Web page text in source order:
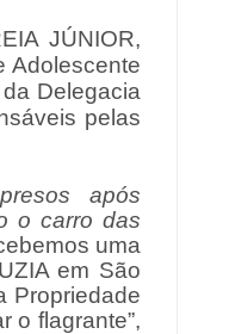
JÚNIOR,
Adolescente
Delegacia
pelas
após
o carro das
uma
em São
Propriedade
o flagrante”,